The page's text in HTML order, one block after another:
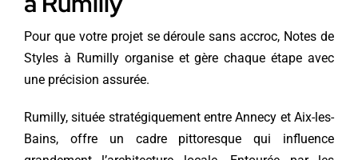
Pour que votre projet se déroule sans accroc, Notes de
Styles à Rumilly organise et gère chaque étape avec
une précision assurée.
Rumilly, située stratégiquement entre Annecy et Aix-les-
Bains, offre un cadre pittoresque qui influence